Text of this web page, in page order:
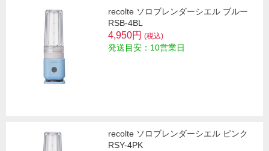
recolte ソロブレンダーシエル ブルー
RSB-4BL
4,950円 (税込)
発送目安：10営業日
recolte ソロブレンダーシエル ピンク
RSY-4PK